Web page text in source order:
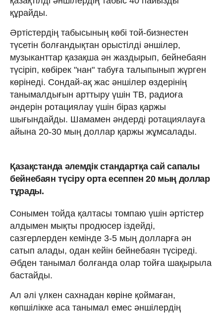
құрайды.
Әртістердің табысының көбі той-бизнестен
түсетін болғандықтан орыстілді әншілер,
музыканттар қазақша ән жаздырып, бейнебаян
түсіріп, көбірек "нан" табуға талыпынып жүрген
көрінеді. Сондай-ақ жас әншілер өздерінің
танымалдығын арттыру үшін ТВ, радиоға
әндерін ротациялау үшін біраз қаржы
шығындайды. Шамамен әндерді ротациялауға
айына 20-30 мың доллар қаржы жұмсалады.
Қазақстанда әлемдік стандартқа сай сапалы
бейнебаян түсіру орта есеппен 20 мың доллар
тұрады.
Сонымен тойда қалтасы томпаю үшін әртістер
алдымен мықты продюсер іздейді,
сазгерлерден кемінде 3-5 мың долларға ән
сатып алады, одан кейін бейнебаян түсіреді.
Әбден танымал болғанда олар тойға шақырыла
бастайды.
Ал әлі үлкен сахнадан көріне қоймаған,
көпшілікке аса танымал емес әншілердің